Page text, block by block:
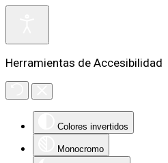
Herramientas de Accesibilidad
Colores invertidos
Monocromo